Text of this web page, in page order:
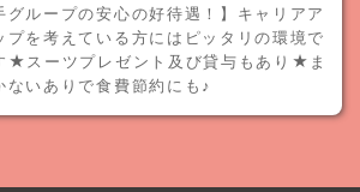
グループの安心の好待遇！】キャリアア
プを考えている方にはピッタリの環境で
★スーツプレゼント及び貸与もあり★ま
ないありで食費節約にも♪